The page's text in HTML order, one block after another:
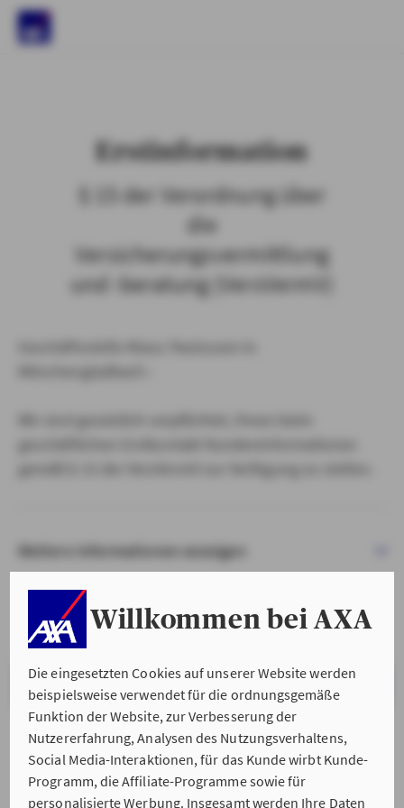
Willkommen bei AXA
Die eingesetzten Cookies auf unserer Website werden
beispielsweise verwendet für die ordnungsgemäße
Funktion der Website, zur Verbesserung der
Nutzererfahrung, Analysen des Nutzungsverhaltens,
Social Media-Interaktionen, für das Kunde wirbt Kunde-
Programm, die Affiliate-Programme sowie für
personalisierte Werbung. Insgesamt werden Ihre Daten
Erstinformation
§ 15 der Verordnung über
die
Versicherungsvermittlung
und -beratung (VersVermV)
Weitere Informationen anzeigen
VERSTANDEN & WEITER